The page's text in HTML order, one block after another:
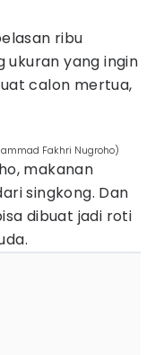
ribu
ukuran yang ingin
calon mertua,
Fakhri Nugroho)
makanan
singkong. Dan
dibuat jadi roti